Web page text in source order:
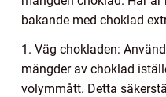
bakande med choklad
1. Väg chokladen:
mängder av choklad
volymmått. Detta